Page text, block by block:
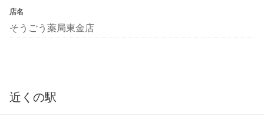
店名
そうごう薬局東金店
近くの駅